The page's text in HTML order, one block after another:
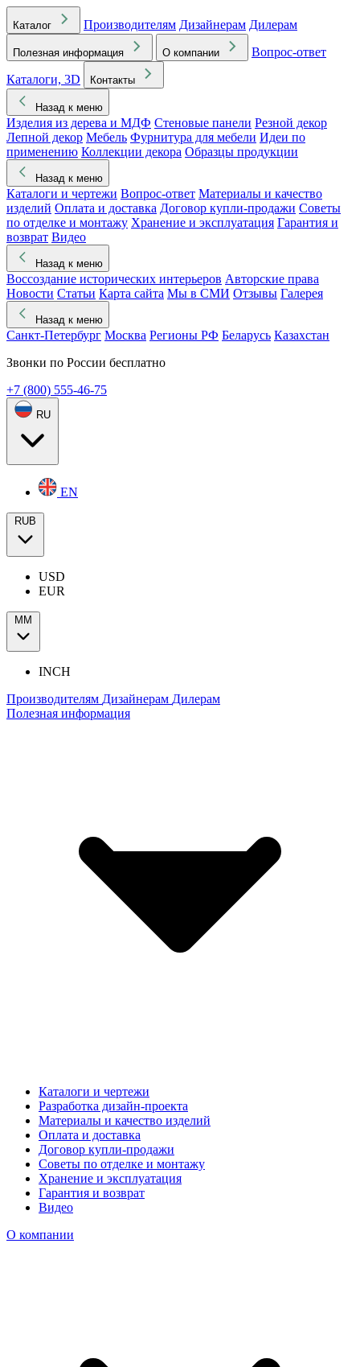
Каталог Производителям Дизайнерам Дилерам
Полезная информация О компании
Вопрос-ответ
Каталоги, 3D
Контакты
Назад к меню
Изделия из дерева и МДФ Стеновые панели Резной декор
Лепной декор Мебель Фурнитура для мебели Идеи по
применению Коллекции декора Образцы продукции
Назад к меню
Каталоги и чертежи Вопрос-ответ Материалы и качество
изделий Оплата и доставка Договор купли-продажи Советы
по отделке и монтажу Хранение и эксплуатация Гарантия и
возврат Видео
Назад к меню
Воссоздание исторических интерьеров Авторские права
Новости Статьи Карта сайта Мы в СМИ Отзывы Галерея
Назад к меню
Санкт-Петербург Москва Регионы РФ Беларусь Казахстан
Звонки по России бесплатно
+7 (800) 555-46-75
RU
EN
RUB
USD
EUR
ММ
INCH
Производителям Дизайнерам Дилерам
Полезная информация
Каталоги и чертежи
Разработка дизайн-проекта
Материалы и качество изделий
Оплата и доставка
Договор купли-продажи
Советы по отделке и монтажу
Хранение и эксплуатация
Гарантия и возврат
Видео
О компании